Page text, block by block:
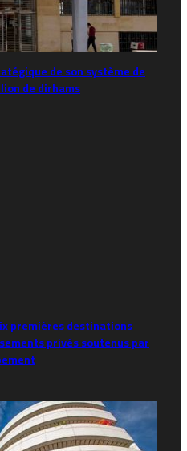
de son système de
de dirhams
premières destinations
privés soutenus par